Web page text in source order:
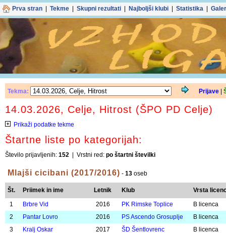
Spletno mesto uporablja
in
Z nadaljnjo uporabo
| Skupni rezultati |
Tekma: Prijave